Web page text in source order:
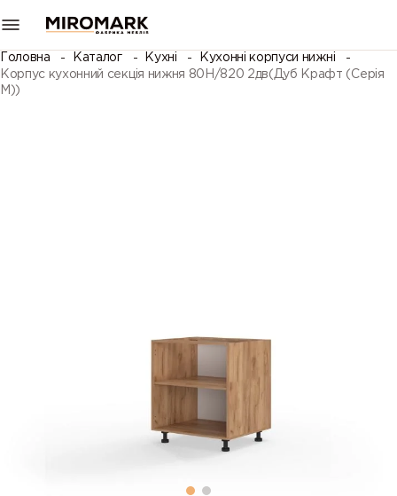
Головна Каталог Кухні
Кухонні корпуси нижні
Корпус кухонний секція нижня 80Н/820 2дв(Дуб Крафт (Серія
М))